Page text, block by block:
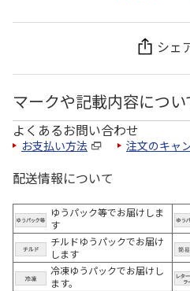
シェ
マークや記載内容につい
よくあるお問い合わせ
お支払い方法 注文のキャ
配送情報について
ゆうパック等でお届けしま
す
チルドゆうパックでお届け
します
冷凍ゆうパックでお届けし
ます。